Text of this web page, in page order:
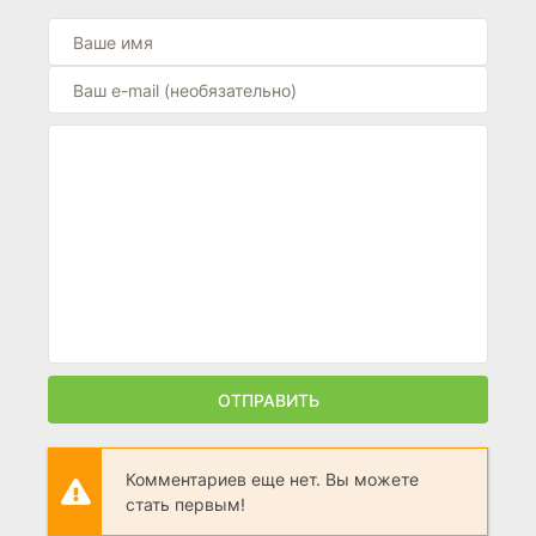
ОТПРАВИТЬ
Комментариев еще нет. Вы можете
стать первым!